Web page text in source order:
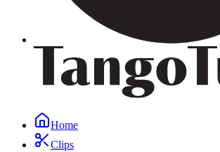
Home
Clips